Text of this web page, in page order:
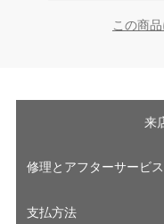
この商
来
修理とアフターサービス
支払方法